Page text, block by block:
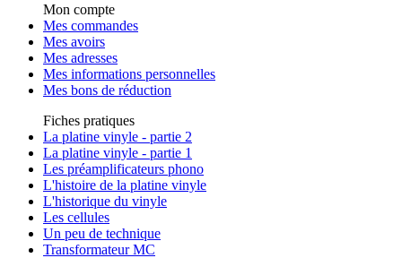
Mon compte
Mes commandes
Mes avoirs
Mes adresses
Mes informations personnelles
Mes bons de réduction
Fiches pratiques
La platine vinyle - partie 2
La platine vinyle - partie 1
Les préamplificateurs phono
L'histoire de la platine vinyle
L'historique du vinyle
Les cellules
Un peu de technique
Transformateur MC